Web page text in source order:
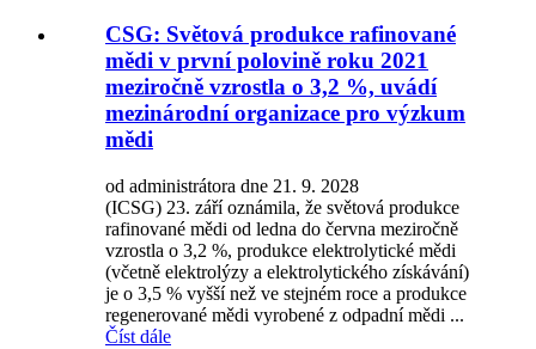
CSG: Světová produkce rafinované
mědi v první polovině roku 2021
meziročně vzrostla o 3,2 %, uvádí
mezinárodní organizace pro výzkum
mědi
od administrátora dne 21. 9. 2028
(ICSG) 23. září oznámila, že světová produkce
rafinované mědi od ledna do června meziročně
vzrostla o 3,2 %, produkce elektrolytické mědi
(včetně elektrolýzy a elektrolytického získávání)
je o 3,5 % vyšší než ve stejném roce a produkce
regenerované mědi vyrobené z odpadní mědi ...
Číst dále